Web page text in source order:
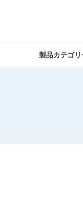
製品カテゴリ